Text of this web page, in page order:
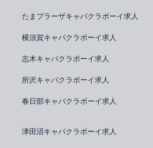
たまプラーザキャバクラボーイ求人
横須賀キャバクラボーイ求人
志木キャバクラボーイ求人
所沢キャバクラボーイ求人
春日部キャバクラボーイ求人
津田沼キャバクラボーイ求人